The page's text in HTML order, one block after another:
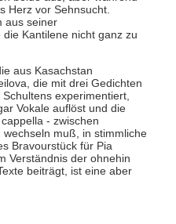
Herz vor Sehnsucht.
aus seiner
Kantilene nicht ganz zu
aus Kasachstan
die mit drei Gedichten
experimentiert,
Vokale auflöst und die
- zwischen
muß, in stimmliche
Bravourstück für Pia
Verständnis der ohnehin
beiträgt, ist eine aber